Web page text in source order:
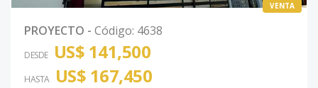
VENTA
PROYECTO - Código: 4638
DESDE US$ 141,500
HASTA US$ 167,450